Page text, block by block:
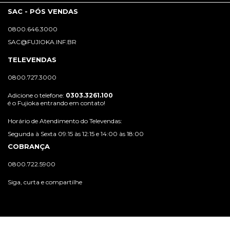
SAC - PÓS VENDAS
0800.646.3000
SAC@FUJIOKA.INF.BR
TELEVENDAS
0800.727.3000
Adicione o telefone: 0303.3261.100
é o Fujioka entrando em contato!
Horário de Atendimento do Televendas:
Segunda à Sexta 09:15 às 12:15 e 14:00 às 18:00
COBRANÇA
0800.722.5900
Siga, curta e compartilhe